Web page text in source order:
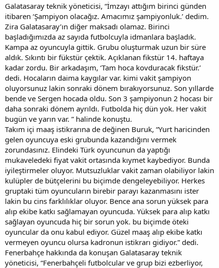
Galatasaray teknik yöneticisi, “İmzayı attığım birinci günden
itibaren ‘Şampiyon olacağız. Amacımız şampiyonluk.’ dedim.
Zira Galatasaray’ın diğer maksadı olamaz. Birinci
başladığımızda az sayıda futbolcuyla idmanlara başladık.
Kampa az oyuncuyla gittik. Grubu oluşturmak uzun bir süre
aldık. Sıkıntı bir fükstür çektik. Açıklanan fikstür 14. haftaya
kadar zordu. Bir arkadaşım, ‘Tam hoca kovduracak fikstür.’
dedi. Hocaların daima kaygılar var. kimi vakit şampiyon
oluyorsunuz lakin sonraki dönem bırakıyorsunuz. Son yıllarde
bende ve Sergen hocada oldu. Son 3 şampiyonun 2 hocası bir
daha sonraki dönem ayrıldı. Futbolda hiç dün yok. Her vakit
bugün ve yarın var. ” halinde konuştu.
Takım içi maaş istikrarına de değinen Buruk, “Yurt haricinden
gelen oyuncuya eski grubunda kazandığını vermek
zorundasınız. Elindeki Türk oyuncunun da yaptığı
mukaveledeki fiyat vakit ortasında kıymet kaybediyor. Bunda
iyileştirmeler oluyor. Mutsuzluklar vakit zaman olabiliyor lakin
kulüpler de bütçelerini bu biçimde dengeleyebiliyor. Herkes
gruptaki tüm oyuncuların birebir parayı kazanmasını ister
lakin bu cins farklılıklar oluyor. Bence ana sorun yüksek para
alıp ekibe katkı sağlamayan oyuncuda. Yüksek para alıp katkı
sağlayan oyuncuda hiç bir sorun yok. bu biçimde öteki
oyuncular da onu kabul ediyor. Güzel maaş alıp ekibe katkı
vermeyen oyuncu olursa kadronun istikrarı gidiyor.” dedi.
Fenerbahçe hakkında da konuşan Galatasaray teknik
yöneticisi, “Fenerbahçeli futbolcular ve grup bizi ezberliyor,